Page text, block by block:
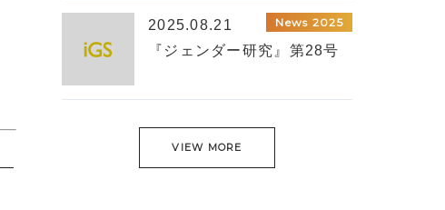
2025.08.21 News 2025
『ジェンダー研究』第28号
VIEW MORE